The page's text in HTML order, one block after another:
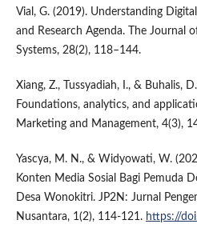
Vial, G. (2019). Understanding
and Research Agenda. The Journal
Systems, 28(2), 118–144.
Xiang, Z., Tussyadiah, I., & Buhalis,
Foundations, analytics, and
Marketing and Management, 4(3),
Yascya, M. N., & Widyowati, W.
Konten Media Sosial Bagi Pemuda
Desa Wonokitri. JP2N: Jurnal
Nusantara, 1(2), 114-121. https://